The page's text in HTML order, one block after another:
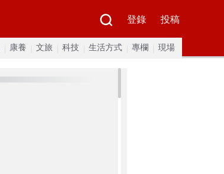
登錄 投稿
康養 文旅 科技 生活方式 專欄 現場